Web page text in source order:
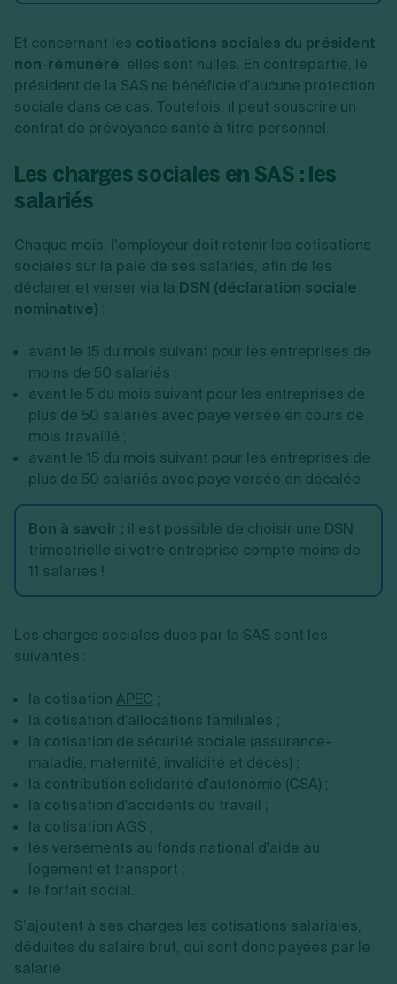
Et concernant les cotisations sociales du président
non-rémunéré, elles sont nulles. En contrepartie, le
président de la SAS ne bénéficie d'aucune protection
sociale dans ce cas. Toutefois, il peut souscrire un
contrat de prévoyance santé à titre personnel.
Les charges sociales en SAS : les
salariés
Chaque mois, l’employeur doit retenir les cotisations
sociales sur la paie de ses salariés, afin de les
déclarer et verser via la DSN (déclaration sociale
nominative) :
avant le 15 du mois suivant pour les entreprises de
moins de 50 salariés ;
avant le 5 du mois suivant pour les entreprises de
plus de 50 salariés avec paye versée en cours de
mois travaillé ;
avant le 15 du mois suivant pour les entreprises de
plus de 50 salariés avec paye versée en décalée.
Bon à savoir : il est possible de choisir une DSN
trimestrielle si votre entreprise compte moins de
11 salariés !
Les charges sociales dues par la SAS sont les
suivantes :
la cotisation APEC ;
la cotisation d'allocations familiales ;
la cotisation de sécurité sociale (assurance-
maladie, maternité, invalidité et décès) ;
la contribution solidarité d'autonomie (CSA) ;
la cotisation d'accidents du travail ;
la cotisation AGS ;
les versements au fonds national d'aide au
logement et transport ;
le forfait social.
S’ajoutent à ses charges les cotisations salariales,
déduites du salaire brut, qui sont donc payées par le
salarié :